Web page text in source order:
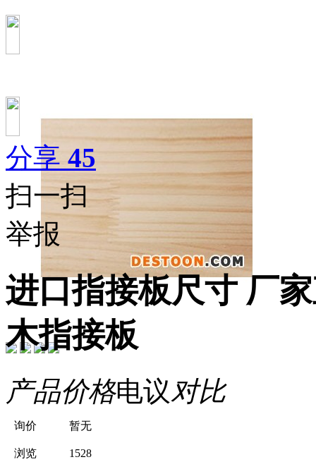
分享 45
扫一扫
举报
进口指接板尺寸 厂
木指接板
产品价格电议对比
询价 暂无
浏览 1528